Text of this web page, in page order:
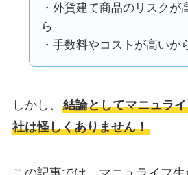
・外貨建て商品のリスクが
ら
・手数料やコストが高いか
しかし、 結論としてマニュラ
社は怪しくありません！